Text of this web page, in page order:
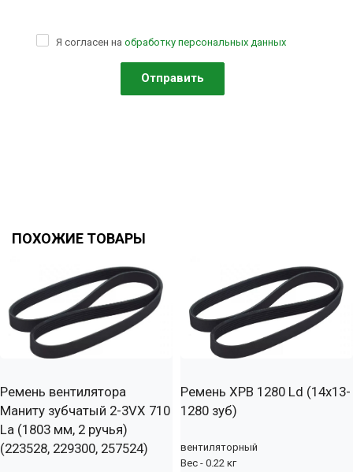
Я согласен на обработку персональных данных
ПОХОЖИЕ ТОВАРЫ
Ремень вентилятора
Маниту зубчатый 2-3VX 710
La (1803 мм, 2 ручья)
(223528, 229300, 257524)
Ремень XPB 1280 Ld (14х13-
1280 зуб)
вентиляторный
Вес - 0.22 кг